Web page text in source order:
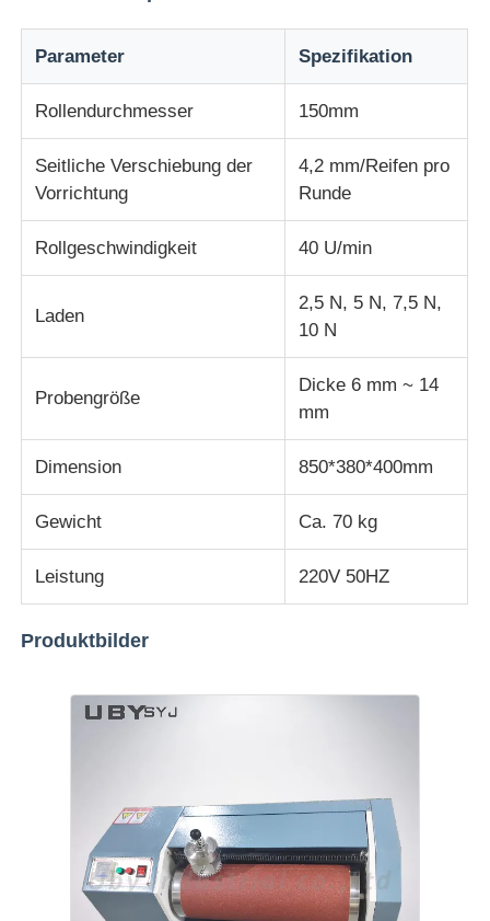
Schlagprüfmaschine
Gummitestgerät
Ausrüstung zur Prüfung von Verpackungen
Prüfgeräte für Klebstoffe
Parameter Spezifikation
Rollendurchmesser 150mm
Seitliche Verschiebung der
Vorrichtung
4,2 mm/Reifen pro
Runde
Rollgeschwindigkeit 40 U/min
Laden
2,5 N, 5 N, 7,5 N,
10 N
Probengröße
Dicke 6 mm ~ 14
mm
Dimension 850*380*400mm
Gewicht Ca. 70 kg
Leistung 220V 50HZ
Produktbilder